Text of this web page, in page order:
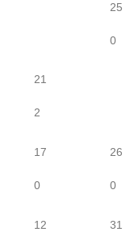
21
2
25
0
17
0
26
0
12 31